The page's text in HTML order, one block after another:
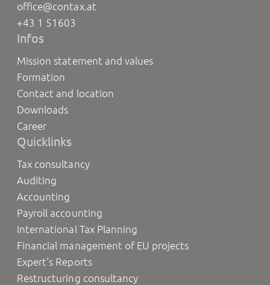
office@contax.at
+43 1 51603
Infos
Mission statement and values
Formation
Contact and location
Downloads
Career
Quicklinks
Tax consultancy
Auditing
Accounting
Payroll accounting
International Tax Planning
Financial management of EU projects
Expert's Reports
Restructuring consultancy